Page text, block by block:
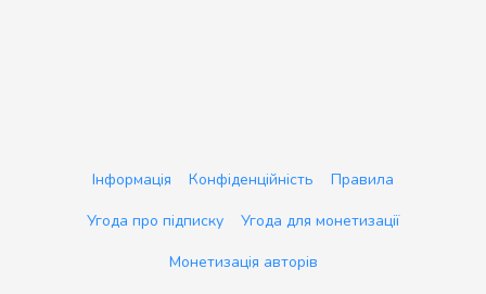
Інформація Конфіденційність
Правила
Угода про підписку
Угода для монетизації
Монетизація авторів